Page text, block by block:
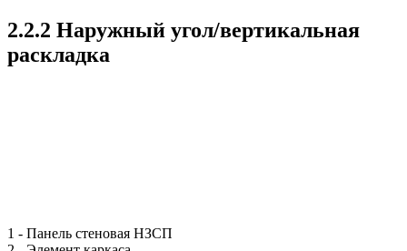
2.2.2 Наружный угол/вертикальная
раскладка
1 - Панель стеновая НЗСП